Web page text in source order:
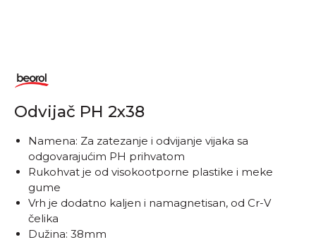
Odvijač PH 2x38
Namena: Za zatezanje i odvijanje vijaka sa
odgovarajućim PH prihvatom
Rukohvat je od visokootporne plastike i meke
gume
Vrh je dodatno kaljen i namagnetisan, od Cr-V
čelika
Dužina: 38mm